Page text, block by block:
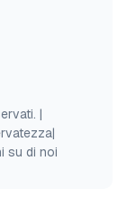
|
|
su di noi